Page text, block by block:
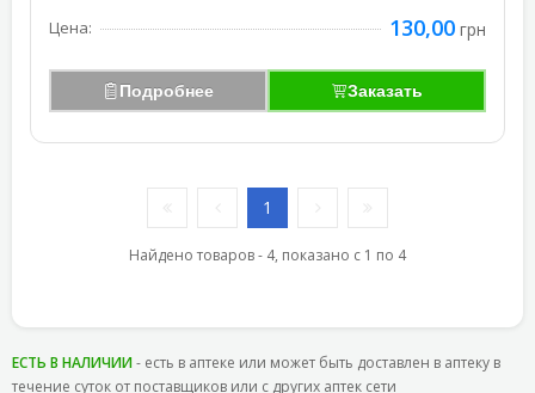
Цена: 130,00 грн
Подробнее Заказать
1
Найдено товаров - 4, показано с 1 по 4
ЕСТЬ В НАЛИЧИИ- есть в аптеке или может быть доставлен в аптеку в
течение суток от поставщиков или с других аптек сети